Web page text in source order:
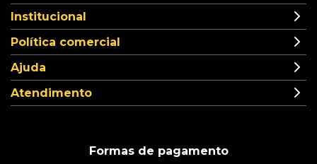
Institucional
Política comercial
Ajuda
Atendimento
Formas de pagamento